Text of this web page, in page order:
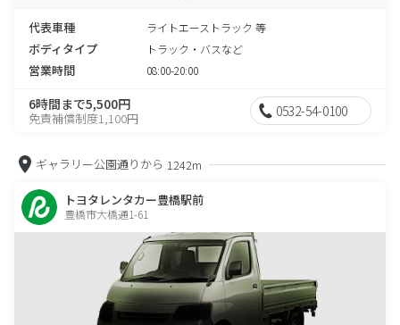
代表車種 ライトエーストラック 等
ボディタイプ トラック・バスなど
営業時間 08:00-20:00
6時間まで5,500円
免責補償制度1,100円 0532-54-0100
ギャラリー公園通りから 1242m
トヨタレンタカー豊橋駅前
豊橋市大橋通1-61